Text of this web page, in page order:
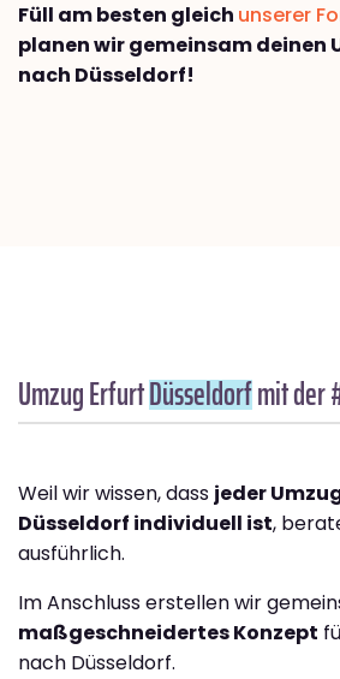
Füll am besten gleich unserer
planen wir gemeinsam deinen
nach Düsseldorf!
Umzug ErfurtDüsseldorfmit der
Weil wir wissen, dass jeder
Düsseldorf individuell ist,
ausführlich.
Im Anschluss erstellen wir
maßgeschneidertes Konzept
nach Düsseldorf.